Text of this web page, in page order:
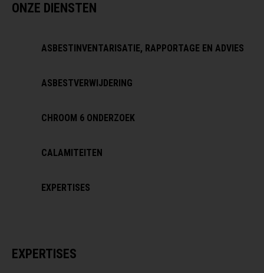
ONZE DIENSTEN
ASBESTINVENTARISATIE, RAPPORTAGE EN ADVIES
ASBESTVERWIJDERING
CHROOM 6 ONDERZOEK
CALAMITEITEN
EXPERTISES
EXPERTISES